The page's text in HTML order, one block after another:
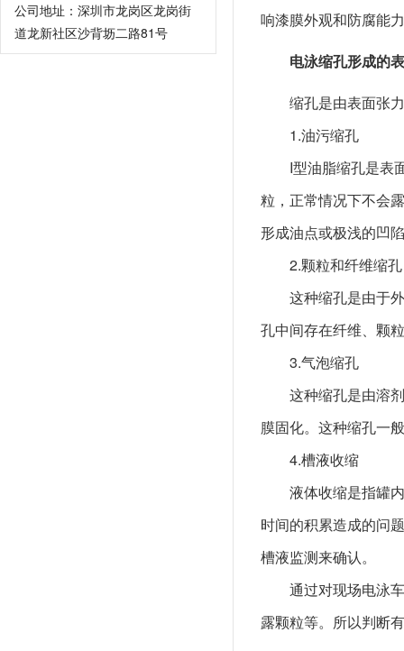
公司地址：深圳市龙岗区龙岗街
道龙新社区沙背坜二路81号
响漆膜外观和防腐能
电泳缩孔形成的表
缩孔是由表面张力
1.油污缩孔
I型油脂缩孔是表面
粒，正常情况下不会
形成油点或极浅的凹
2.颗粒和纤维缩孔
这种缩孔是由于外
孔中间存在纤维、颗
3.气泡缩孔
这种缩孔是由溶剂
膜固化。这种缩孔一
4.槽液收缩
液体收缩是指罐内
时间的积累造成的问
槽液监测来确认。
通过对现场电泳车
露颗粒等。所以判断